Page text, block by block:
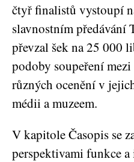
čtyř finalistů vystoupí
slavnostním předávání
převzal šek na 25 000
podoby soupeření
různých ocenění v
médii a muzeem.
V kapitole Časopis se
perspektivami funkce